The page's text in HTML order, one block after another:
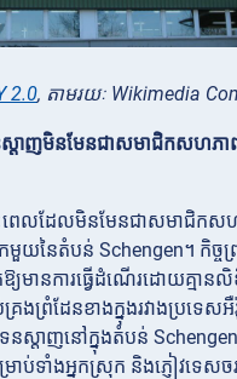
2.0, តាមរយៈ Wikimedia
តាញមិនមែនជាសមាជិកសហភា
េលដែលមិនមែនជាសមាជិកសហ
កមួយនៃតំបន់ Schengen។ កិច្ច
យមានការធ្វើដំណើរដោយគ្មាន
រងព្រំដែនខាងក្នុងរវាងប្រទេ
ស្តាញនៅក្នុងតំបន់ Schengen
ប់ទាំងអ្នកស្រុក និងភ្ញៀវទេសច